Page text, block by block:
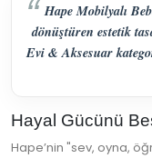
Hape Mobilyalı
dönüştüren estetik
Evi & Aksesuar
Hayal Gücünü
Hape’nin "sev, oyna,